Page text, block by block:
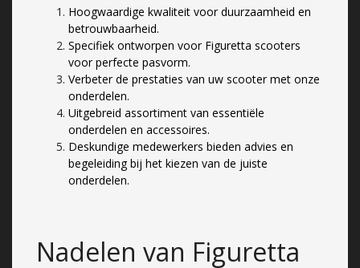
Hoogwaardige kwaliteit voor duurzaamheid en
betrouwbaarheid.
Specifiek ontworpen voor Figuretta scooters
voor perfecte pasvorm.
Verbeter de prestaties van uw scooter met onze
onderdelen.
Uitgebreid assortiment van essentiële
onderdelen en accessoires.
Deskundige medewerkers bieden advies en
begeleiding bij het kiezen van de juiste
onderdelen.
Nadelen van Figuretta